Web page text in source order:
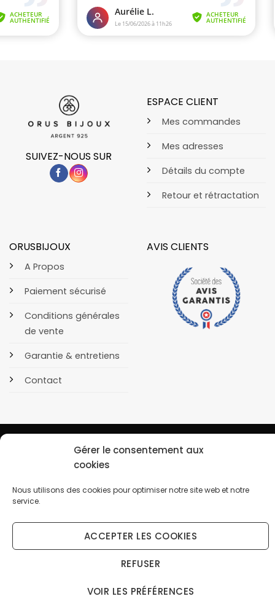
Gérer le consentement aux
cookies
Nous utilisons des cookies pour optimiser notre site web et notre
service.
ACCEPTER LES COOKIES
REFUSER
VOIR LES PRÉFÉRENCES
SUIVEZ-NOUS SUR
ESPACE CLIENT
Mes commandes
Mes adresses
Détails du compte
Retour et rétractation
ORUSBIJOUX
A Propos
Paiement sécurisé
Conditions générales
de vente
Garantie & entretiens
Contact
AVIS CLIENTS
Copyright 2026 © OrusBijoux Tous droits réservés
BP90032, 13600 La Ciotat, France - Téléphone : 09.75.23.60.62
↩️ Renoncer au contrat ici